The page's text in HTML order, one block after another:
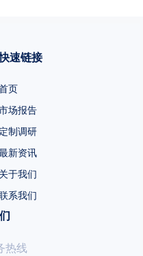
美国市场CAGR预计大约
来几年，亚太地区的重
速链接
页
场报告
定制调研
新资讯
关于我们
系我们
热线